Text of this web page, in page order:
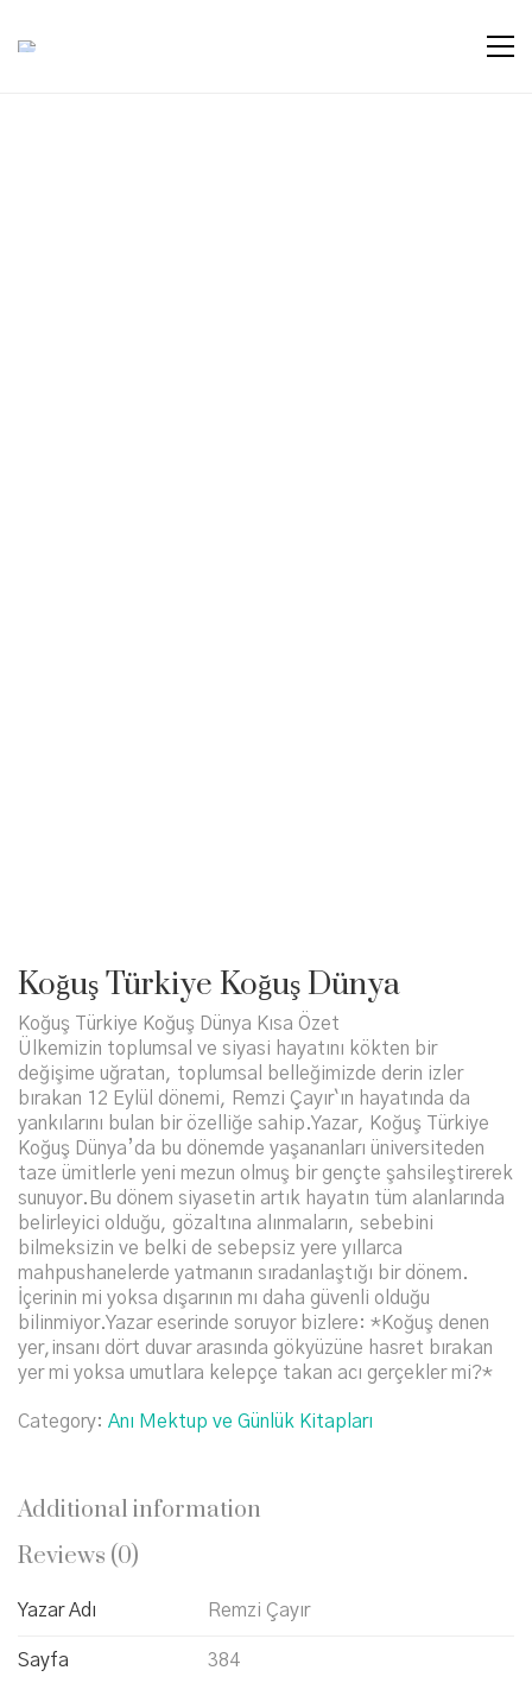
Koğuş Türkiye Koğuş Dünya
Koğuş Türkiye Koğuş Dünya Kısa Özet
Ülkemizin toplumsal ve siyasi hayatını kökten bir
değişime uğratan, toplumsal belleğimizde derin izler
bırakan 12 Eylül dönemi, Remzi Çayır`ın hayatında da
yankılarını bulan bir özelliğe sahip.Yazar, Koğuş Türkiye
Koğuş Dünya’da bu dönemde yaşananları üniversiteden
taze ümitlerle yeni mezun olmuş bir gençte şahsileştirerek
sunuyor.Bu dönem siyasetin artık hayatın tüm alanlarında
belirleyici olduğu, gözaltına alınmaların, sebebini
bilmeksizin ve belki de sebepsiz yere yıllarca
mahpushanelerde yatmanın sıradanlaştığı bir dönem.
İçerinin mi yoksa dışarının mı daha güvenli olduğu
bilinmiyor.Yazar eserinde soruyor bizlere: *Koğuş denen
yer,insanı dört duvar arasında gökyüzüne hasret bırakan
yer mi yoksa umutlara kelepçe takan acı gerçekler mi?*
Category: Anı Mektup ve Günlük Kitapları
Additional information
Reviews (0)
Yazar Adı Remzi Çayır
Sayfa 384